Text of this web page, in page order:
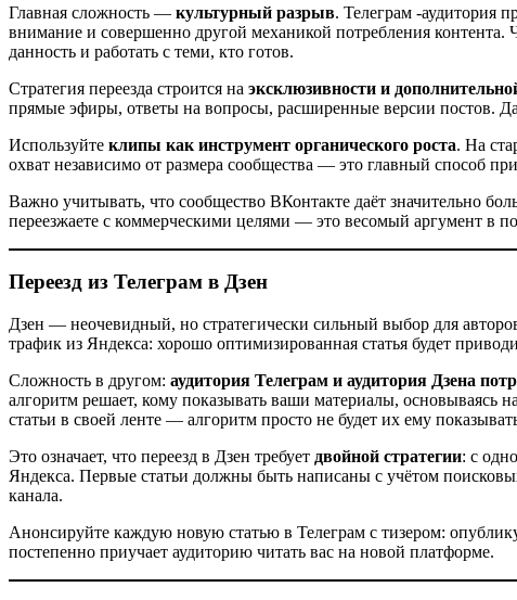
Главная сложность — культурный разрыв. Телеграм -аудитория
внимание и совершенно другой механикой потребления
данность и работать с теми, кто готов.
Стратегия переезда строится на эксклюзивности и
прямые эфиры, ответы на вопросы, расширенные версии постов.
Используйте клипы как инструмент органического роста. На
охват независимо от размера сообщества — это главный способ
Важно учитывать, что сообщество ВКонтакте даёт значительно
переезжаете с коммерческими целями — это весомый аргумент в
Переезд из Телеграм в Дзен
Дзен — неочевидный, но стратегически сильный выбор для
трафик из Яндекса: хорошо оптимизированная статья будет
Сложность в другом: аудитория Телеграм и аудитория Дзена
алгоритм решает, кому показывать ваши материалы, основываясь
статьи в своей ленте — алгоритм просто не будет их ему
Это означает, что переезд в Дзен требует двойной стратегии: с
Яндекса. Первые статьи должны быть написаны с учётом
канала.
Анонсируйте каждую новую статью в Телеграм с тизером:
постепенно приучает аудиторию читать вас на новой платформе.